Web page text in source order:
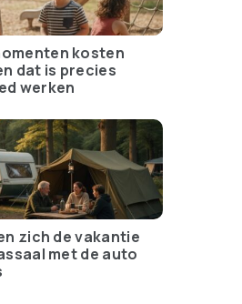
kosten
dat is precies
werken
zich de vakantie
met de auto